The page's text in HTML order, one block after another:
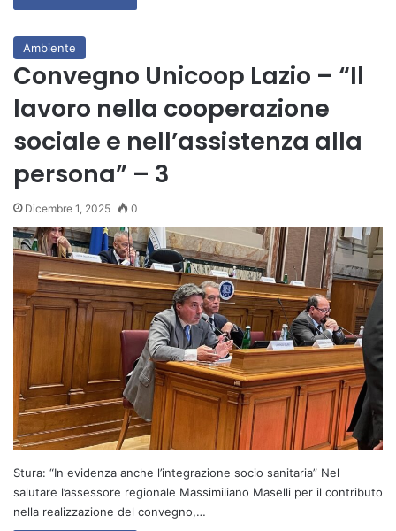
Ambiente
Convegno Unicoop Lazio – “Il
lavoro nella cooperazione
sociale e nell’assistenza alla
persona” – 3
Dicembre 1, 2025 0
Stura: “In evidenza anche l’integrazione socio sanitaria” Nel
salutare l’assessore regionale Massimiliano Maselli per il contributo
nella realizzazione del convegno,…